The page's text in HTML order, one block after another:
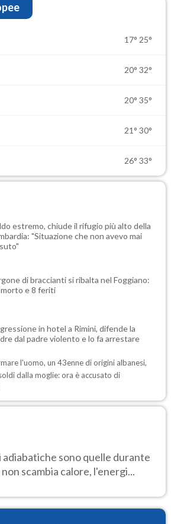
17° 25°
20° 32°
20° 35°
21° 30°
26° 33°
estremo, chiude il rifugio più alto della
"Situazione che non avevo mai
di braccianti si ribalta nel Foggiano:
e 8 feriti
in hotel a Rimini, difende la
dal padre violento e lo fa arrestare
l'uomo, un 43enne di origini albanesi,
dalla moglie: ora è accusato di
sono quelle durante
scambia calore, l'energi...